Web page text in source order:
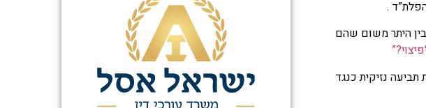
בין היתר משום שהם
נזיקית כנגד